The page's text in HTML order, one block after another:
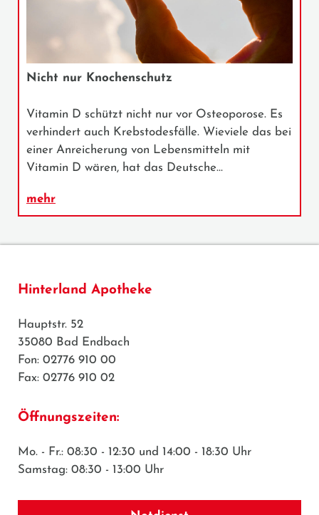
Nicht nur Knochenschutz
Vitamin D schützt nicht nur vor Osteoporose. Es
verhindert auch Krebstodesfälle. Wieviele das bei
einer Anreicherung von Lebensmitteln mit
Vitamin D wären, hat das Deutsche…
mehr
Hinterland Apotheke
Hauptstr. 52
35080 Bad Endbach
Fon: 02776 910 00
Fax: 02776 910 02
Öffnungszeiten:
Mo. - Fr.: 08:30 - 12:30 und 14:00 - 18:30 Uhr
Samstag: 08:30 - 13:00 Uhr